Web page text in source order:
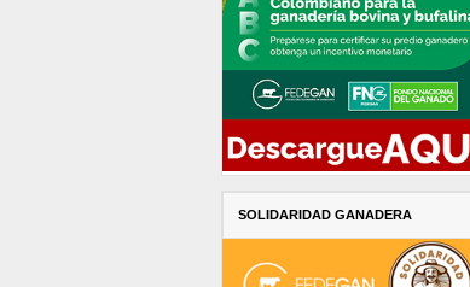
SOLIDARIDAD GANADERA